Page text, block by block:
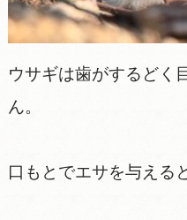
ウサギは歯がするどく
ん。
口もとでエサを与える